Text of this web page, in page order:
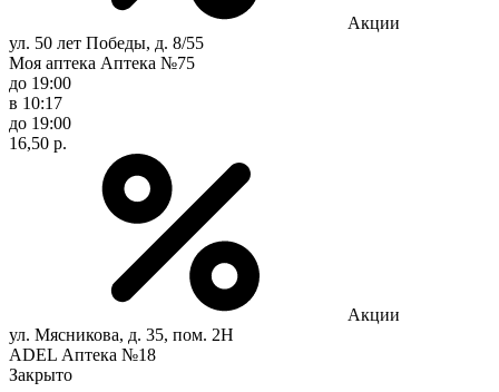
Акции
ул. 50 лет Победы, д. 8/55
Моя аптека Аптека №75
до 19:00
в 10:17
до 19:00
16,50 р.
Акции
ул. Мясникова, д. 35, пом. 2Н
ADEL Аптека №18
Закрыто